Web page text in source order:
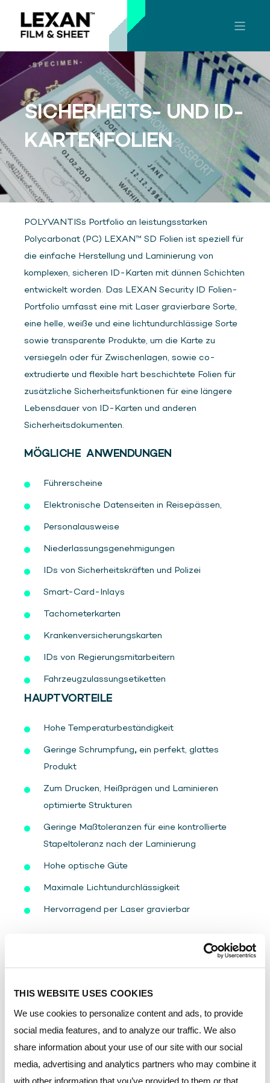
THIS WEBSITE USES COOKIES
We use cookies to personalize content and ads, to provide
social media features, and to analyze our traffic. We also
share information about your use of our site with our social
media, advertising and analytics partners who may combine it
with other information that you’ve provided to them or that
SICHERHEITS- UND ID-
KARTENFOLIEN
POLYVANTISs Portfolio an leistungsstarken
Polycarbonat (PC) LEXAN™ SD Folien ist speziell für
die einfache Herstellung und Laminierung von
komplexen, sicheren ID-Karten mit dünnen Schichten
entwickelt worden. Das LEXAN Security ID Folien-
Portfolio umfasst eine mit Laser gravierbare Sorte,
eine helle, weiße und eine lichtundurchlässige Sorte
sowie transparente Produkte, um die Karte zu
versiegeln oder für Zwischenlagen, sowie co-
extrudierte und flexible hart beschichtete Folien für
zusätzliche Sicherheitsfunktionen für eine längere
Lebensdauer von ID-Karten und anderen
Sicherheitsdokumenten.
MÖGLICHE ANWENDUNGEN
Führerscheine
Elektronische Datenseiten in Reisepässen,
Personalausweise
Niederlassungsgenehmigungen
IDs von Sicherheitskräften und Polizei
Smart-Card-Inlays
Tachometerkarten
Krankenversicherungskarten
IDs von Regierungsmitarbeitern
Fahrzeugzulassungsetiketten
HAUPTVORTEILE
Hohe Temperaturbeständigkeit
Geringe Schrumpfung, ein perfekt, glattes
Produkt
Zum Drucken, Heißprägen und Laminieren
optimierte Strukturen
Geringe Maßtoleranzen für eine kontrollierte
Stapeltoleranz nach der Laminierung
Hohe optische Güte
Maximale Lichtundurchlässigkeit
Hervorragend per Laser gravierbar
DOWNLOADS